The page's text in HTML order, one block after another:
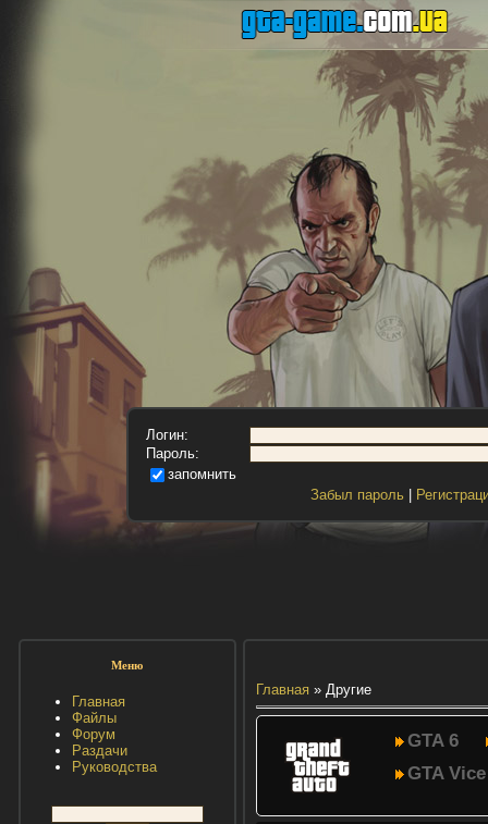
Логин:
Пароль:
запомнить
Забыл пароль|
Меню
Главная
Файлы
Форум
Раздачи
Руководства
Главная» Другие
GTA 6
GTA